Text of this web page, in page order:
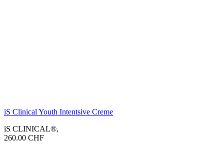
iS Clinical Youth Intentsive Creme
iS CLINICAL®,
260.00 CHF